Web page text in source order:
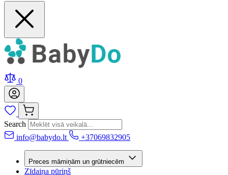
0
Search
info@babydo.lt
+37069832905
Preces māmiņām un grūtniecēm
Zīdaiņa pūriņš